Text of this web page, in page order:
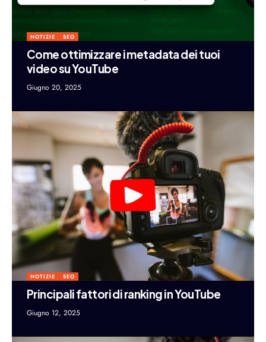
NOTIZIE SEO
Come ottimizzare i metadata dei tuoi
video su YouTube
Giugno 20, 2025
NOTIZIE SEO
Principali fattori di ranking in YouTube
Giugno 12, 2025